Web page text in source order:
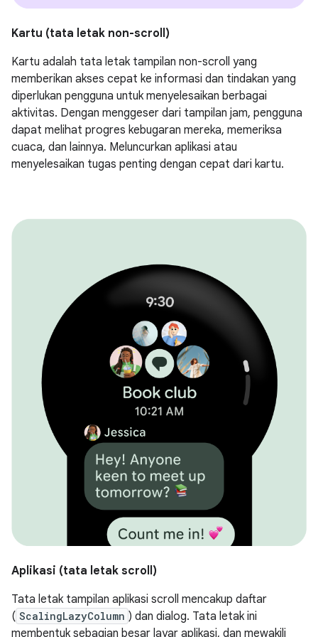
Kartu (tata letak non-scroll)
Kartu adalah tata letak tampilan non-scroll yang
memberikan akses cepat ke informasi dan tindakan yang
diperlukan pengguna untuk menyelesaikan berbagai
aktivitas. Dengan menggeser dari tampilan jam, pengguna
dapat melihat progres kebugaran mereka, memeriksa
cuaca, dan lainnya. Meluncurkan aplikasi atau
menyelesaikan tugas penting dengan cepat dari kartu.
Aplikasi (tata letak scroll)
Tata letak tampilan aplikasi scroll mencakup daftar
( ScalingLazyColumn ) dan dialog. Tata letak ini
membentuk sebagian besar layar aplikasi, dan mewakili